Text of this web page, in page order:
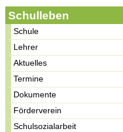
Schulleben
Schule
Lehrer
Aktuelles
Termine
Dokumente
Förderverein
Schulsozialarbeit